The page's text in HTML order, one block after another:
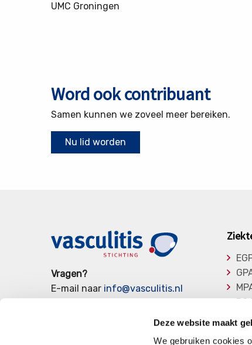
Deze website maakt
We gebruiken cookies
UMC Groningen
Word ook contribuant
Samen kunnen we zoveel meer bereiken.
Nu lid worden
Vragen?
E-mail naar info@vasculitis.nl
Elke werkdag van 10:00 – 17:00
RCA